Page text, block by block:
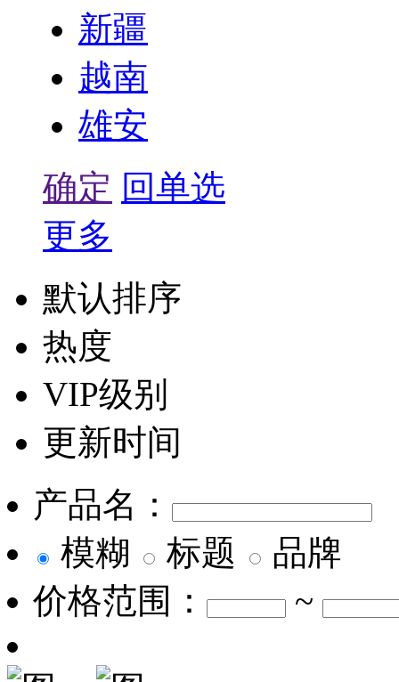
新疆
越南
雄安
确定 回单选
更多
默认排序
热度
VIP级别
更新时间
产品名：
模糊
标题
品牌
价格范围：
~